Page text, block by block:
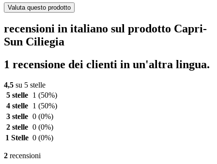
Valuta questo prodotto
recensioni in italiano sul prodotto Capri-
Sun Ciliegia
1 recensione dei clienti in un'altra lingua.
4,5 su 5 stelle
5 stelle
1 (50%)
4 stelle
1 (50%)
3 stelle 0 (0%)
2 stelle 0 (0%)
1 Stelle 0 (0%)
2 recensioni